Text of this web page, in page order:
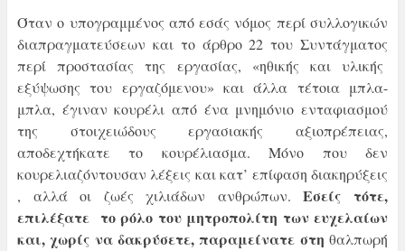
Όταν ο υπογραμμένος από εσάς νόμος περί συλλογικών
διαπραγματεύσεων και το άρθρο 22 του Συντάγματος
περί προστασίας της εργασίας, «ηθικής και υλικής
εξύψωσης του εργαζόμενου» και άλλα τέτοια μπλα-
μπλα, έγιναν κουρέλι από ένα μνημόνιο ενταφιασμού
της στοιχειώδους εργασιακής αξιοπρέπειας,
αποδεχτήκατε το κουρέλιασμα. Μόνο που δεν
κουρελιαζόντουσαν λέξεις και κατ’ επίφαση διακηρύξεις
, αλλά οι ζωές χιλιάδων ανθρώπων.Εσείς τότε,
επιλέξατε το ρόλο του μητροπολίτη των ευχελαίων
και, χωρίς να δακρύσετε, παραμείνατε στηθαλπωρή